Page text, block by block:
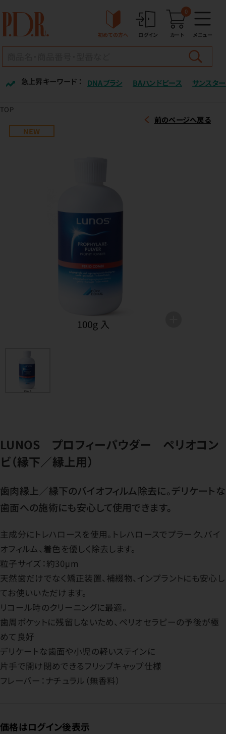
初めての方へ ログイン カート
0
メニュー
急上昇キーワード ： DNAブラシ BAハンドピース サンスター
TOP
前のページへ戻る
LUNOS プロフィーパウダー ペリオコン
ビ（縁下／縁上用）
歯肉縁上／縁下のバイオフィルム除去に。デリケートな
歯面への施術にも安心して使用できます。
主成分にトレハロースを使用。トレハロースでプラーク、バイ
オフィルム、着色を優しく除去します。
粒子サイズ：約30μm
天然歯だけでなく矯正装置、補綴物、インプラントにも安心し
てお使いいただけます。
リコール時のクリーニングに最適。
歯周ポケットに残留しないため、ペリオセラピーの予後が極
めて良好
デリケートな歯面や小児の軽いステインに
片手で開け閉めできるフリップキャップ仕様
フレーバー：ナチュラル（無香料）
価格はログイン後表示
NEW